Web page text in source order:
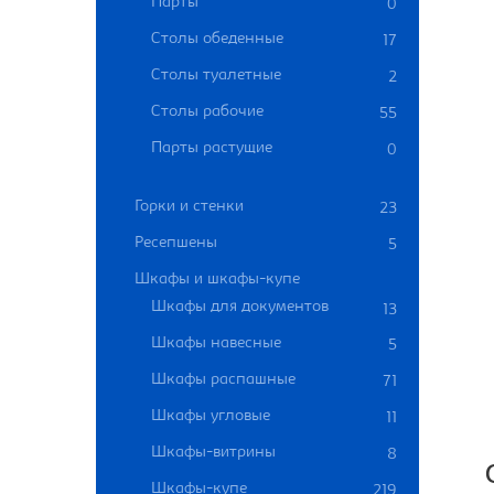
0
Столы обеденные 17
Столы туалетные 2
Столы рабочие 55
Парты растущие 0
Горки и стенки 23
Ресепшены 5
Шкафы и шкафы-купе
Шкафы для документов
13
Шкафы навесные
5
Шкафы распашные 71
Шкафы угловые 11
Шкафы-витрины 8
Шкафы-купе